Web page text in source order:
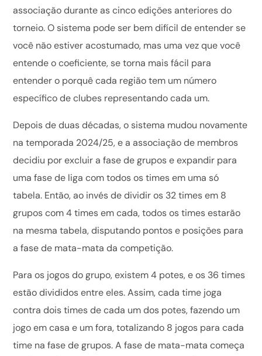
associação durante as cinco edições anteriores do
torneio. O sistema pode ser bem difícil de entender se
você não estiver acostumado, mas uma vez que você
entende o coeficiente, se torna mais fácil para
entender o porquê cada região tem um número
específico de clubes representando cada um.
Depois de duas décadas, o sistema mudou novamente
na temporada 2024/25, e a associação de membros
decidiu por excluir a fase de grupos e expandir para
uma fase de liga com todos os times em uma só
tabela. Então, ao invés de dividir os 32 times em 8
grupos com 4 times em cada, todos os times estarão
na mesma tabela, disputando pontos e posições para
a fase de mata-mata da competição.
Para os jogos do grupo, existem 4 potes, e os 36 times
estão divididos entre eles. Assim, cada time joga
contra dois times de cada um dos potes, fazendo um
jogo em casa e um fora, totalizando 8 jogos para cada
time na fase de grupos. A fase de mata-mata começa